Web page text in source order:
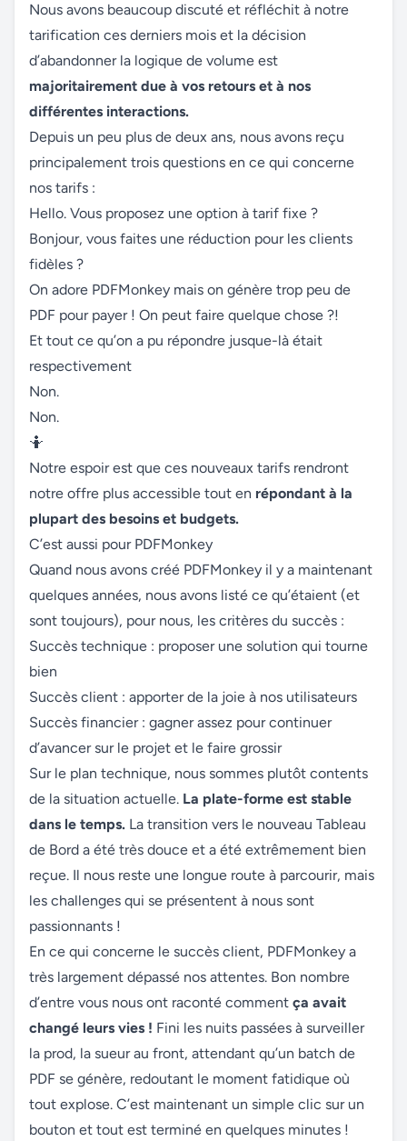
Nous avons beaucoup discuté et réfléchit à notre
tarification ces derniers mois et la décision
d’abandonner la logique de volume est
majoritairement due à vos retours et à nos
différentes interactions.
Depuis un peu plus de deux ans, nous avons reçu
principalement trois questions en ce qui concerne
nos tarifs :
Hello. Vous proposez une option à tarif fixe ?
Bonjour, vous faites une réduction pour les clients
fidèles ?
On adore PDFMonkey mais on génère trop peu de
PDF pour payer ! On peut faire quelque chose ?!
Et tout ce qu’on a pu répondre jusque-là était
respectivement
Non.
Non.
🤷
Notre espoir est que ces nouveaux tarifs rendront
notre offre plus accessible tout en répondant à la
plupart des besoins et budgets.
C’est aussi pour PDFMonkey
Quand nous avons créé PDFMonkey il y a maintenant
quelques années, nous avons listé ce qu’étaient (et
sont toujours), pour nous, les critères du succès :
Succès technique : proposer une solution qui tourne
bien
Succès client : apporter de la joie à nos utilisateurs
Succès financier : gagner assez pour continuer
d’avancer sur le projet et le faire grossir
Sur le plan technique, nous sommes plutôt contents
de la situation actuelle. La plate-forme est stable
dans le temps. La transition vers le nouveau Tableau
de Bord a été très douce et a été extrêmement bien
reçue. Il nous reste une longue route à parcourir, mais
les challenges qui se présentent à nous sont
passionnants !
En ce qui concerne le succès client, PDFMonkey a
très largement dépassé nos attentes. Bon nombre
d’entre vous nous ont raconté comment ça avait
changé leurs vies ! Fini les nuits passées à surveiller
la prod, la sueur au front, attendant qu’un batch de
PDF se génère, redoutant le moment fatidique où
tout explose. C’est maintenant un simple clic sur un
bouton et tout est terminé en quelques minutes !